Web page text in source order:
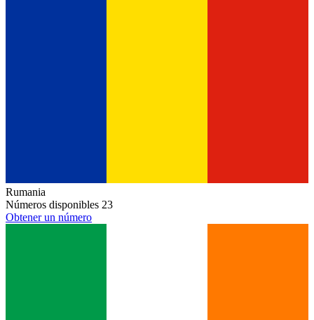
Rumania
Números disponibles 23
Obtener un número